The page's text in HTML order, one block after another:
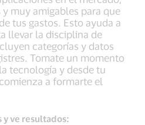
muy amigables para que
tus gastos. Esto ayuda a
llevar la disciplina de
categorías y datos
Tomate un momento
tecnología y desde tu
a formarte el
y ve resultados: